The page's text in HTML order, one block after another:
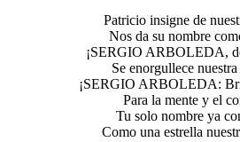
Patricio insigne de
Nos da su nombre
¡SERGIO ARBOLEDA,
Se enorgullece
¡SERGIO ARBOLEDA:
Para la mente y el
Tu solo nombre ya
Como una estrella